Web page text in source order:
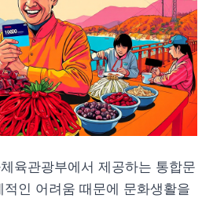
육관광부에서 제공하는 통합문
인 어려움 때문에 문화생활을